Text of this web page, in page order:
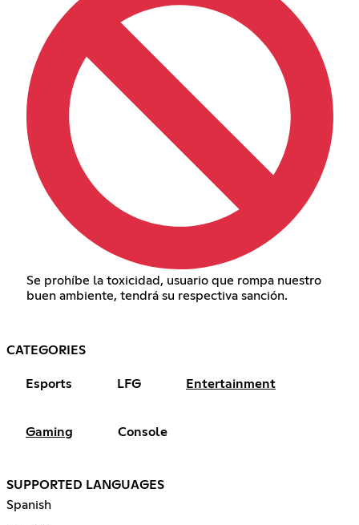
Se prohíbe la toxicidad, usuario que rompa nuestro
buen ambiente, tendrá su respectiva sanción.
CATEGORIES
Esports LFG Entertainment
Gaming Console
SUPPORTED LANGUAGES
Spanish